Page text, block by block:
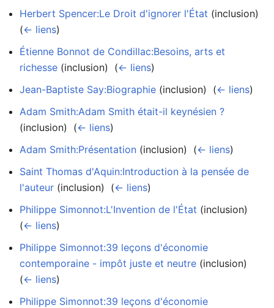
Herbert Spencer:Le Droit d'ignorer l'État (inclusion) ‎
(← liens)
Étienne Bonnot de Condillac:Besoins, arts et
richesse (inclusion) ‎ (← liens)
Jean-Baptiste Say:Biographie (inclusion) ‎ (← liens)
Adam Smith:Adam Smith était-il keynésien ?
(inclusion) ‎ (← liens)
Adam Smith:Présentation (inclusion) ‎ (← liens)
Saint Thomas d'Aquin:Introduction à la pensée de
l'auteur (inclusion) ‎ (← liens)
Philippe Simonnot:L'Invention de l'État (inclusion) ‎
(← liens)
Philippe Simonnot:39 leçons d'économie
contemporaine - impôt juste et neutre (inclusion) ‎
(← liens)
Philippe Simonnot:39 leçons d'économie